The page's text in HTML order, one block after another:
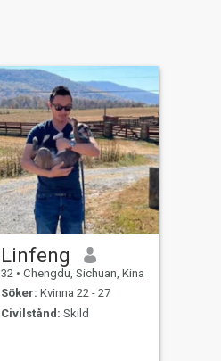
Linfeng
32 • Chengdu, Sichuan, Kina
Söker: Kvinna 22 - 27
Civilstånd: Skild